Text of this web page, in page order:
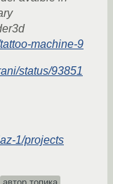
machine-9
status/93851
1/projects